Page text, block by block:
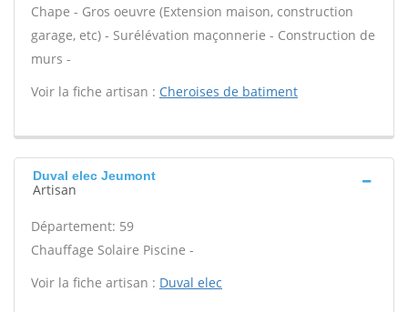
Chape - Gros oeuvre (Extension maison, construction
garage, etc) - Surélévation maçonnerie - Construction de
murs -
Voir la fiche artisan : Cheroises de batiment
Duval elec Jeumont
Artisan
Département: 59
Chauffage Solaire Piscine -
Voir la fiche artisan : Duval elec